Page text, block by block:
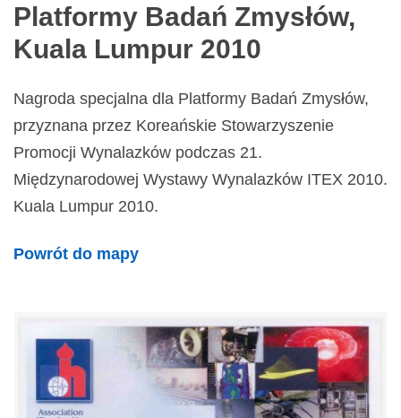
Platformy Badań Zmysłów,
Kuala Lumpur 2010
Nagroda specjalna dla Platformy Badań Zmysłów,
przyznana przez Koreańskie Stowarzyszenie
Promocji Wynalazków podczas 21.
Międzynarodowej Wystawy Wynalazków ITEX 2010.
Kuala Lumpur 2010.
Powrót do mapy